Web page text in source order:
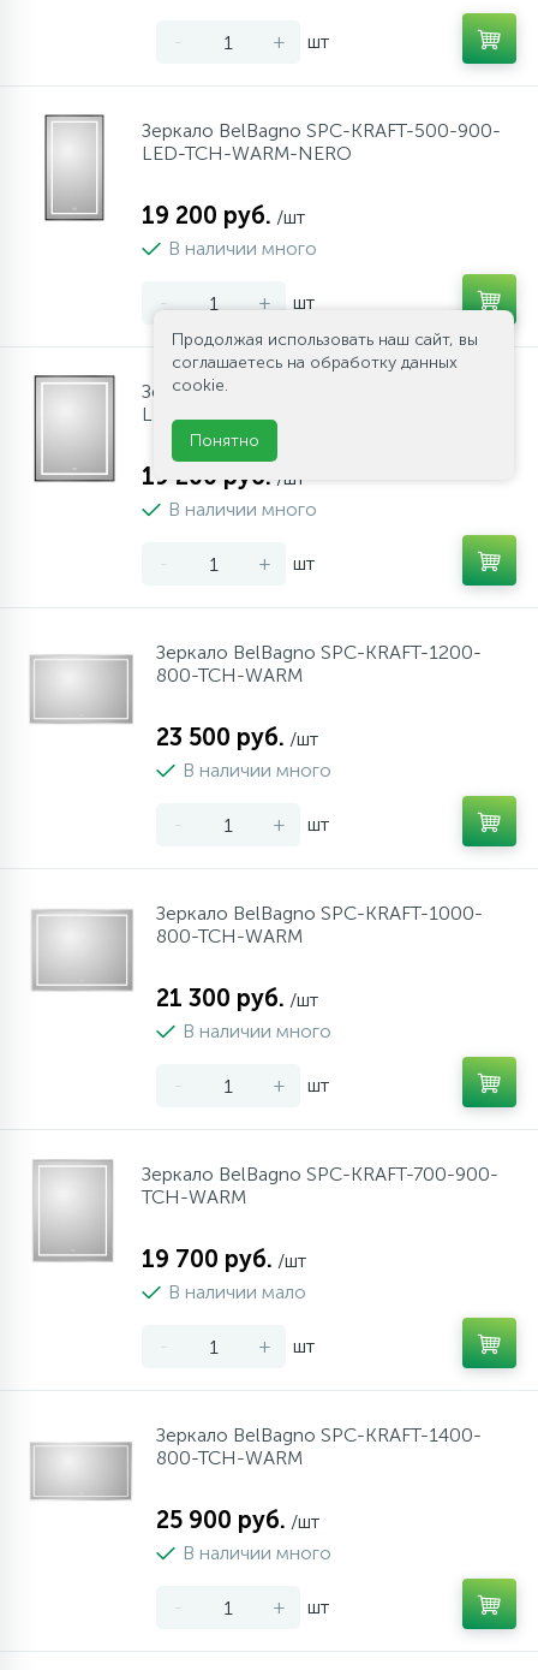
- + шт
Зеркало BelBagno SPC-KRAFT-500-900-
LED-TCH-WARM-NERO
19 200 руб. /шт
В наличии много
- + шт
Зеркало BelBagno SPC-KRAFT-600-800-
LED-TCH-WARM-NERO
19 200 руб. /шт
В наличии много
- + шт
Зеркало BelBagno SPC-KRAFT-1200-
800-TCH-WARM
23 500 руб. /шт
В наличии много
- + шт
Зеркало BelBagno SPC-KRAFT-1000-
800-TCH-WARM
21 300 руб. /шт
В наличии много
- + шт
Зеркало BelBagno SPC-KRAFT-700-900-
TCH-WARM
19 700 руб. /шт
В наличии мало
- + шт
Зеркало BelBagno SPC-KRAFT-1400-
800-TCH-WARM
25 900 руб. /шт
В наличии много
- + шт
Продолжая использовать наш сайт, вы
соглашаетесь на обработку данных
cookie.
Понятно